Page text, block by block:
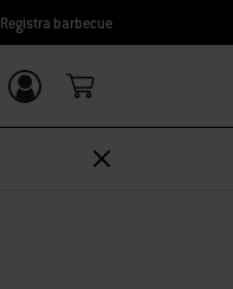
Registra barbecue
Accedi/
Registrati